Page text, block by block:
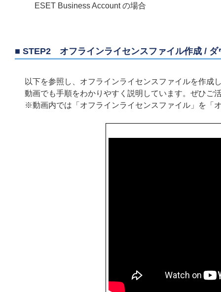
ESET Business Account の場合
■ STEP2 オフラインライセンスファイル作成 / ダ
以下を参照し、オフラインライセンスファイルを作成
動画でも手順をわかりやすく説明しています。ぜひご
※動画内では「オフラインライセンスファイル」を「